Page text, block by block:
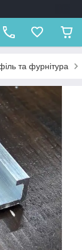
та фурнітура